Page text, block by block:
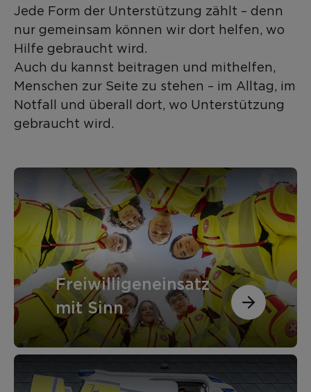
Jede Form der Unterstützung zählt – denn
nur gemeinsam können wir dort helfen, wo
Hilfe gebraucht wird.
Auch du kannst beitragen und mithelfen,
Menschen zur Seite zu stehen – im Alltag, im
Notfall und überall dort, wo Unterstützung
gebraucht wird.
Freiwilligeneinsatz
mit Sinn